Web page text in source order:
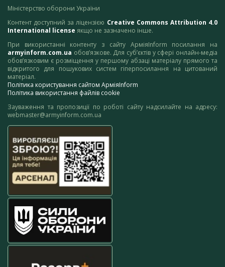
Міністерство оборони України
Контент доступний за ліцензією Creative Commons Attribution 4.0
International license якщо не зазначено інше.
При використанні контенту з сайту АрміяInform посилання на
armyinform.com.ua обов’язкове. Для суб’єктів у сфері онлайн-медіа
обов’язковим є розміщення у першому абзаці матеріалу прямого та
відкритого для пошукових систем гіперпосилання на цитований
матеріал.
Політика користування сайтом АрміяInform
Політика використання файлів cookie
Зауваження та пропозиції по роботі сайту надсилайте на адресу:
webmaster@armyinform.com.ua